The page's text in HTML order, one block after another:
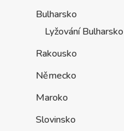
Bulharsko
Lyžování Bulharsko
Rakousko
Německo
Maroko
Slovinsko